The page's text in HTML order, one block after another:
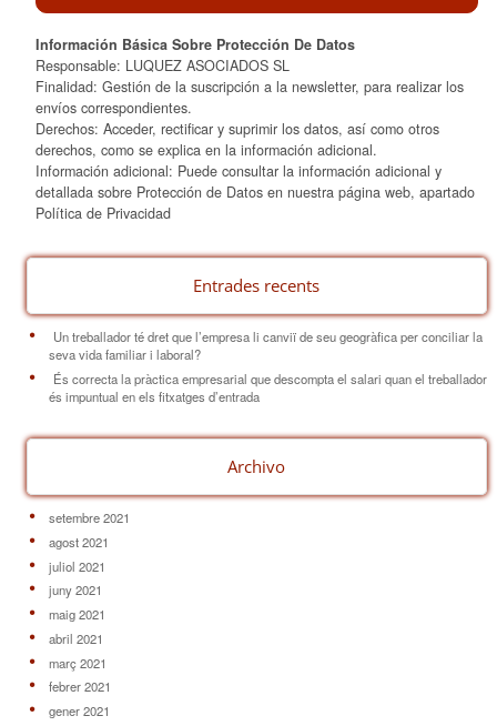
Información Básica Sobre Protección De Datos
Responsable: LUQUEZ ASOCIADOS SL
Finalidad: Gestión de la suscripción a la newsletter, para realizar los
envíos correspondientes.
Derechos: Acceder, rectificar y suprimir los datos, así como otros
derechos, como se explica en la información adicional.
Información adicional: Puede consultar la información adicional y
detallada sobre Protección de Datos en nuestra página web, apartado
Política de Privacidad
Entrades recents
Un treballador té dret que l’empresa li canviï de seu geogràfica per conciliar la
seva vida familiar i laboral?
És correcta la pràctica empresarial que descompta el salari quan el treballador
és impuntual en els fitxatges d’entrada
Archivo
setembre 2021
agost 2021
juliol 2021
juny 2021
maig 2021
abril 2021
març 2021
febrer 2021
gener 2021